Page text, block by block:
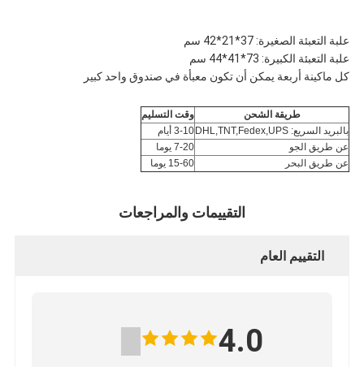
علبة التعبئة الصغيرة: 37*21*42 سم
علبة التعبئة الكبيرة: 73*41*44 سم
كل ماكينة أربعة يمكن أن تكون معبأة في صندوق واحد كبير
طريقة الشحن
وقت التسليم
بالبريد السريع: DHL,TNT,Fedex,UPS
3-10 أيام
عن طريق الجو
7-20 يوما
عن طريق البحر
15-60 يوما
التقييمات والمراجعات
التقييم العام
4.0